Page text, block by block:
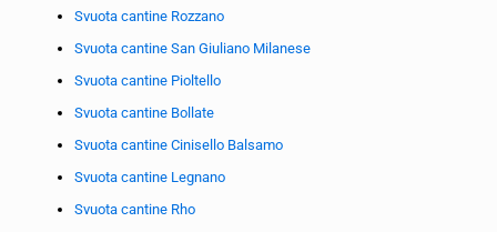
Svuota cantine Rozzano
Svuota cantine San Giuliano Milanese
Svuota cantine Pioltello
Svuota cantine Bollate
Svuota cantine Cinisello Balsamo
Svuota cantine Legnano
Svuota cantine Rho